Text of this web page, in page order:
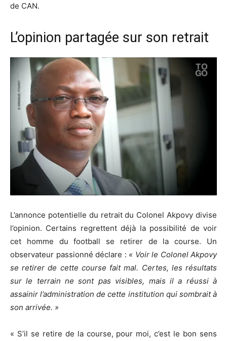
de CAN.
L’opinion partagée sur son retrait
L’annonce potentielle du retrait du Colonel Akpovy divise
l’opinion. Certains regrettent déjà la possibilité de voir
cet homme du football se retirer de la course. Un
observateur passionné déclare : « Voir le Colonel Akpovy
se retirer de cette course fait mal. Certes, les résultats
sur le terrain ne sont pas visibles, mais il a réussi à
assainir l’administration de cette institution qui sombrait à
son arrivée. »
« S’il se retire de la course, pour moi, c’est le bon sens